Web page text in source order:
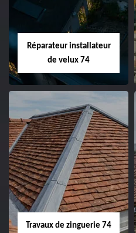
Réparateur installateur
de velux 74
Travaux de zinguerie 74